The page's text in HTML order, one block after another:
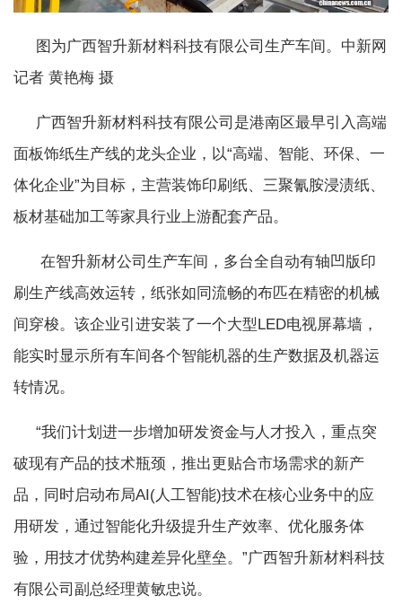
图为广西智升新材料科技有限公司生产车间。中新网
记者 黄艳梅 摄
广西智升新材料科技有限公司是港南区最早引入高端
面板饰纸生产线的龙头企业，以“高端、智能、环保、一
体化企业”为目标，主营装饰印刷纸、三聚氰胺浸渍纸、
板材基础加工等家具行业上游配套产品。
在智升新材公司生产车间，多台全自动有轴凹版印
刷生产线高效运转，纸张如同流畅的布匹在精密的机械
间穿梭。该企业引进安装了一个大型LED电视屏幕墙，
能实时显示所有车间各个智能机器的生产数据及机器运
转情况。
“我们计划进一步增加研发资金与人才投入，重点突
破现有产品的技术瓶颈，推出更贴合市场需求的新产
品，同时启动布局AI(人工智能)技术在核心业务中的应
用研发，通过智能化升级提升生产效率、优化服务体
验，用技才优势构建差异化壁垒。”广西智升新材料科技
有限公司副总经理黄敏忠说。